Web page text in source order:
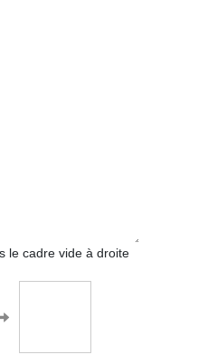
- Roanne
le cadre vide à droite